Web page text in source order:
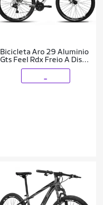
Bicicleta Aro 29 Aluminio
Gts Feel Rdx Freio A Disco
21 Marchas Shimano